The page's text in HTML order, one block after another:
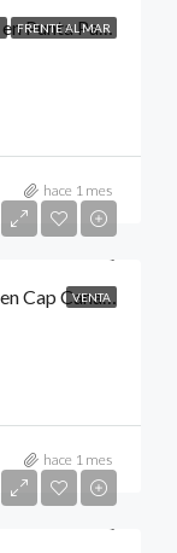
FRENTE AL MAR
Apartamento en Venta Frente al Mar en Punta Palmera, Cap Cana, Punta Cana
hace 1 mes
VENTAProyecto de Apartamentos en Venta en Cap Cana, Punta Cana
hace 1 mes